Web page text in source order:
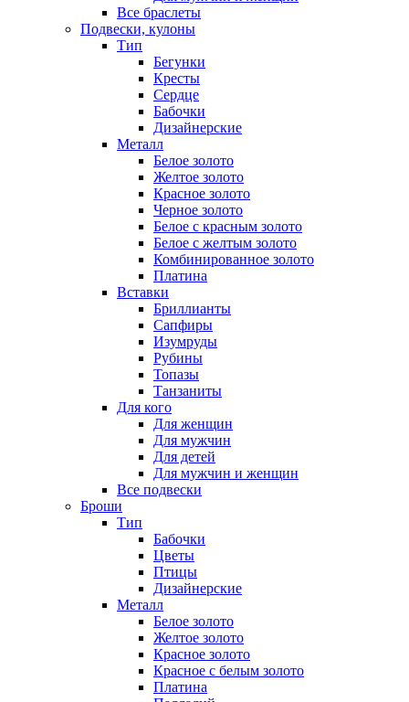
Все браслеты
Подвески, кулоны
Тип
Бегунки
Кресты
Сердце
Бабочки
Дизайнерские
Металл
Белое золото
Желтое золото
Красное золото
Черное золото
Белое с красным золото
Белое с желтым золото
Комбинированное золото
Платина
Вставки
Бриллианты
Сапфиры
Изумруды
Рубины
Топазы
Танзаниты
Для кого
Для женщин
Для мужчин
Для детей
Для мужчин и женщин
Все подвески
Броши
Тип
Бабочки
Цветы
Птицы
Дизайнерские
Металл
Белое золото
Желтое золото
Красное золото
Красное с белым золото
Платина